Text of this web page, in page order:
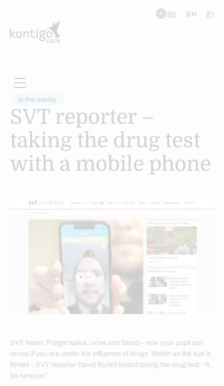
content
SV EN FI
In the media
SVT reporter –
taking the drug test
with a mobile phone
SVT News: Forget saliva, urine and blood – now your pupil can
reveal if you are under the influence of drugs. Watch as the eye is
filmed – SVT reporter David Rydell tested taking the drug test: “A
bit nervous”.